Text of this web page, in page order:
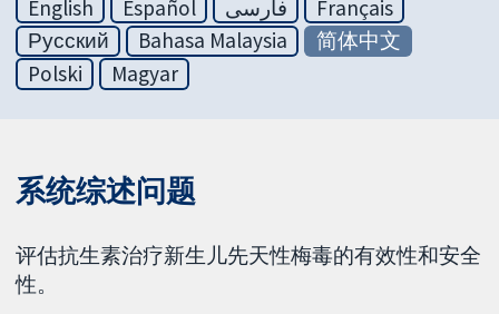
English
Español فارسی
Français
Русский
Bahasa Malaysia
简体中文
Polski
Magyar
系统综述问题
评估抗生素治疗新生儿先天性梅毒的有效性和安全
性。